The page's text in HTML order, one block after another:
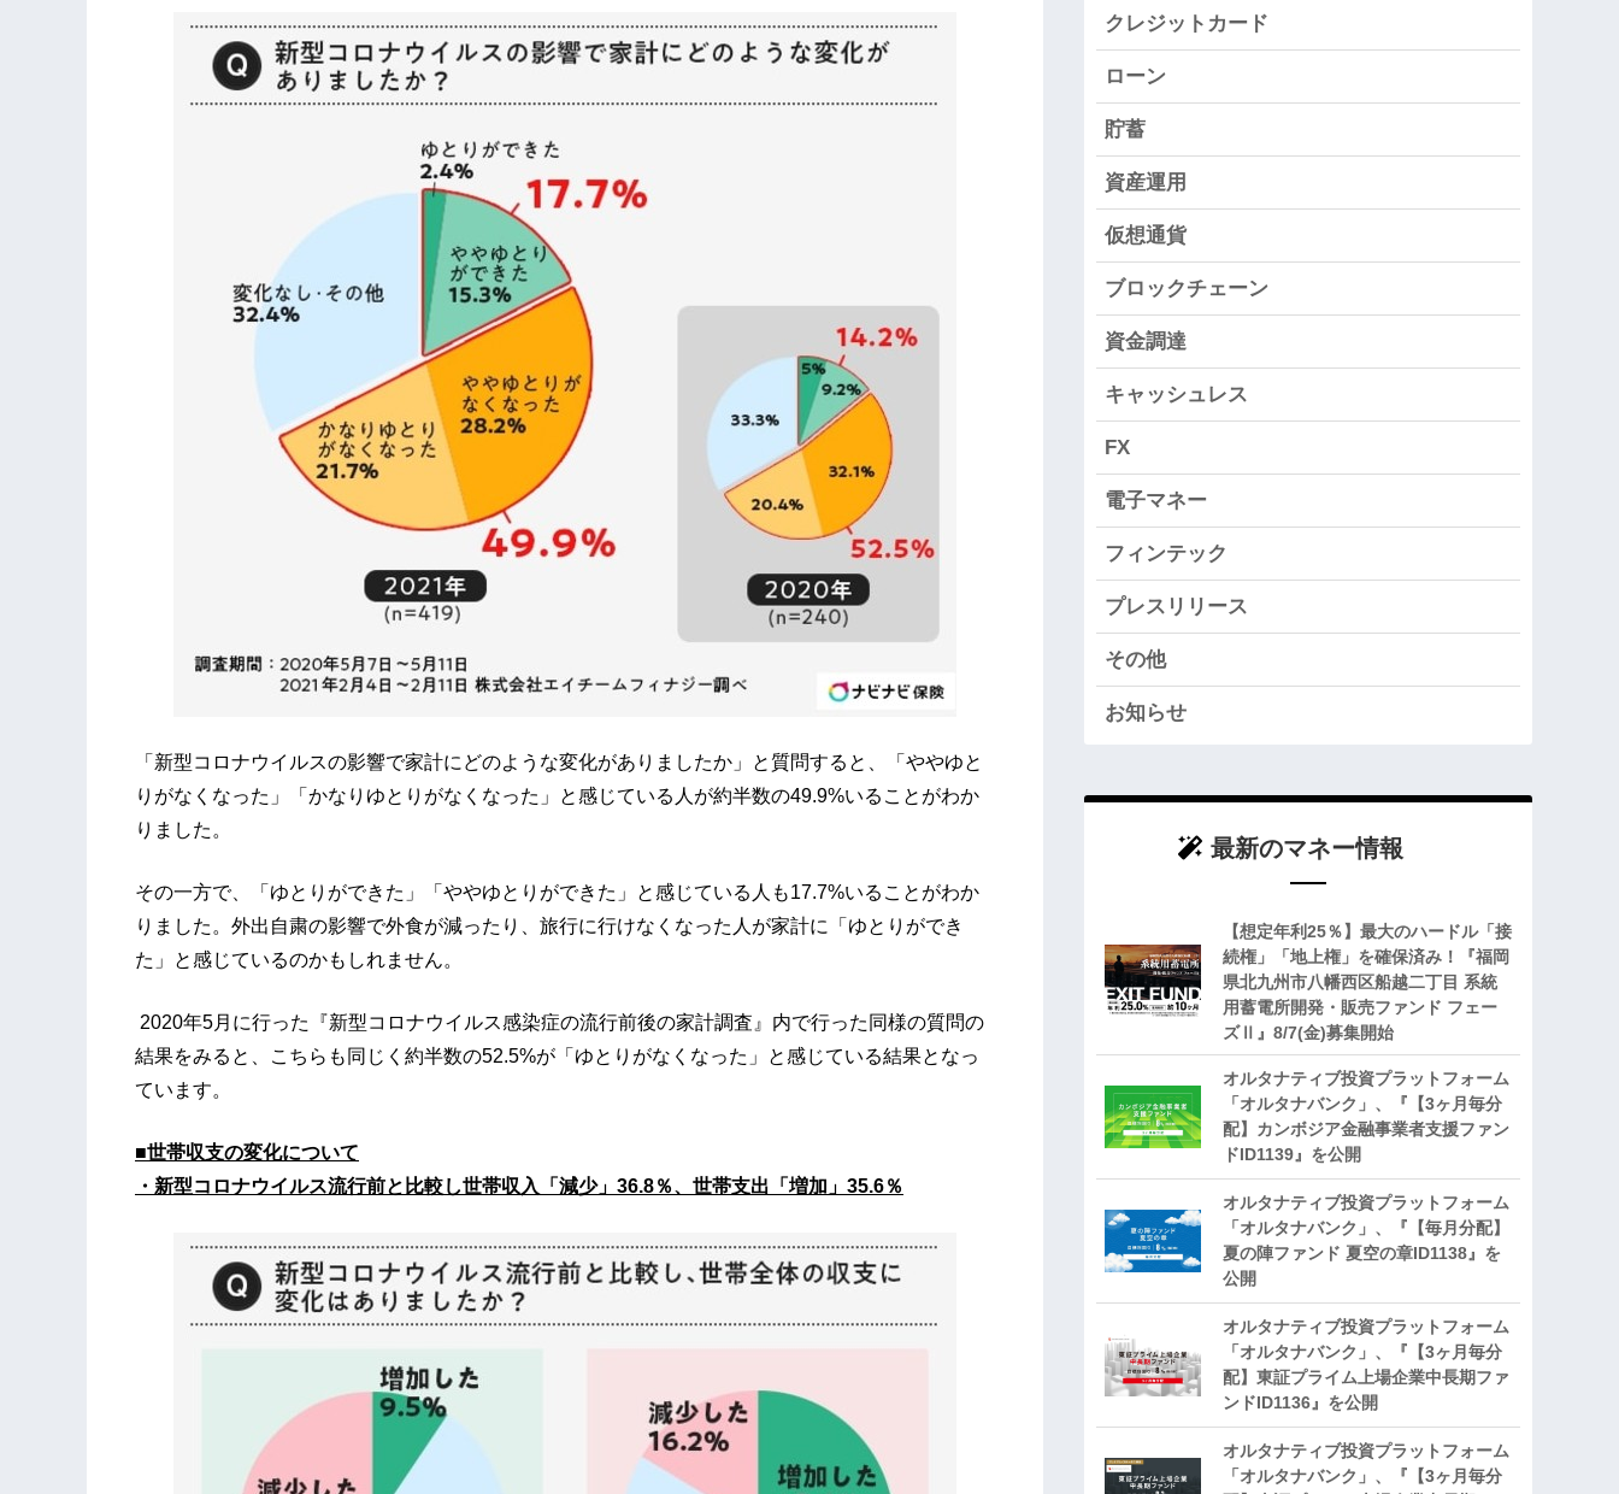
「新型コロナウイルスの影響で家計にどのような変化がありましたか」と質問すると、「ややゆと
りがなくなった」「かなりゆとりがなくなった」と感じている人が約半数の49.9%いることがわか
りました。
その一方で、「ゆとりができた」「ややゆとりができた」と感じている人も17.7%いることがわか
りました。外出自粛の影響で外食が減ったり、旅行に行けなくなった人が家計に「ゆとりができ
た」と感じているのかもしれません。
2020年5月に行った『新型コロナウイルス感染症の流行前後の家計調査』内で行った同様の質問の
結果をみると、こちらも同じく約半数の52.5%が「ゆとりがなくなった」と感じている結果となっ
ています。
■​世帯収支の変化について
・新型コロナウイルス流行前と比較し世帯収入「減少」36.8％、世帯支出「増加」35.6％
クレジットカード
ローン
貯蓄
資産運用
仮想通貨
ブロックチェーン
資金調達
キャッシュレス
FX
電子マネー
フィンテック
プレスリリース
その他
お知らせ
最新のマネー情報
【想定年利25％】最大のハードル「接
続権」「地上権」を確保済み！『福岡
県北九州市八幡西区船越二丁目 系統
用蓄電所開発・販売ファンド フェー
ズⅡ』8/7(金)募集開始
オルタナティブ投資プラットフォーム
「オルタナバンク」、『【3ヶ月毎分
配】カンボジア金融事業者支援ファン
ドID1139』を公開
オルタナティブ投資プラットフォーム
「オルタナバンク」、『【毎月分配】
夏の陣ファンド 夏空の章ID1138』を
公開
オルタナティブ投資プラットフォーム
「オルタナバンク」、『【3ヶ月毎分
配】東証プライム上場企業中長期ファ
ンドID1136』を公開
オルタナティブ投資プラットフォーム
「オルタナバンク」、『【3ヶ月毎分